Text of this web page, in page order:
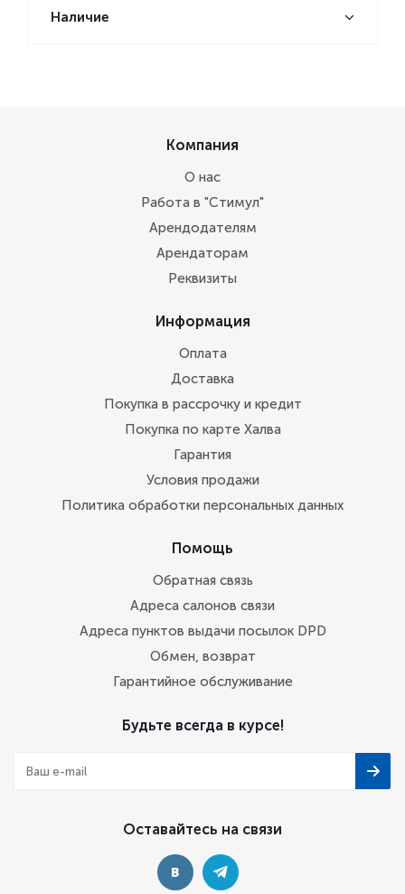
Наличие
Компания
О нас
Работа в "Стимул"
Арендодателям
Арендаторам
Реквизиты
Информация
Оплата
Доставка
Покупка в рассрочку и кредит
Покупка по карте Халва
Гарантия
Условия продажи
Политика обработки персональных данных
Помощь
Обратная связь
Адреса салонов связи
Адреса пунктов выдачи посылок DPD
Обмен, возврат
Гарантийное обслуживание
Будьте всегда в курсе!
Оставайтесь на связи